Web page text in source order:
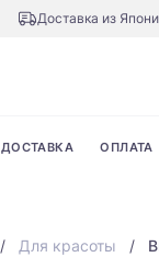
Доставка из
ДОСТАВКА ОПЛАТА
Для красоты